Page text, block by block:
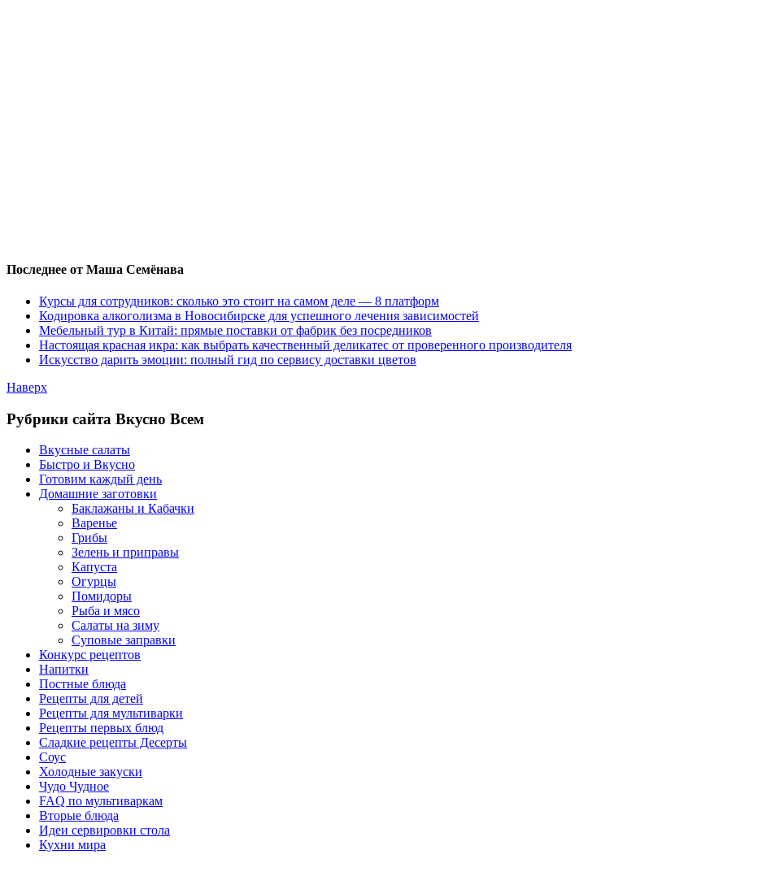
Последнее от Маша Семёнава
Курсы для сотрудников: сколько это стоит на самом деле — 8 платформ
Кодировка алкоголизма в Новосибирске для успешного лечения зависимостей
Мебельный тур в Китай: прямые поставки от фабрик без посредников
Настоящая красная икра: как выбрать качественный деликатес от проверенного производителя
Искусство дарить эмоции: полный гид по сервису доставки цветов
Наверх
Рубрики сайта Вкусно Всем
Вкусные салаты
Быстро и Вкусно
Готовим каждый день
Домашние заготовки
Баклажаны и Кабачки
Варенье
Грибы
Зелень и приправы
Капуста
Огурцы
Помидоры
Рыба и мясо
Салаты на зиму
Суповые заправки
Конкурс рецептов
Напитки
Постные блюда
Рецепты для детей
Рецепты для мультиварки
Рецепты первых блюд
Сладкие рецепты Десерты
Соус
Холодные закуски
Чудо Чудное
FAQ по мультиваркам
Вторые блюда
Идеи сервировки стола
Кухни мира